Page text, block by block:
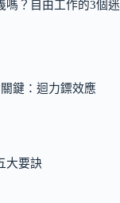
嗎？自由工作的3個迷
鍵：迴力鏢效應
大要訣